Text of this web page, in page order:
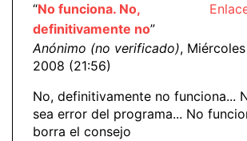
“No funciona. No,
definitivamente no”
Anónimo (no verificado),
2008 (21:56)
No, definitivamente no funciona...
sea error del programa... No
borra el consejo